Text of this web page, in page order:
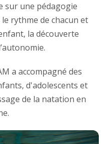
sur une pédagogie
rythme de chacun et
la découverte
a accompagné des
d'adolescents et
de la natation en